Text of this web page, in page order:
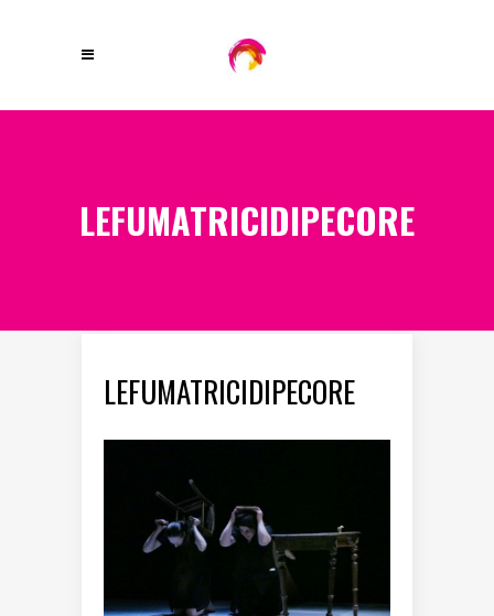
LEFUMATRICIDIPECORE
LEFUMATRICIDIPECORE